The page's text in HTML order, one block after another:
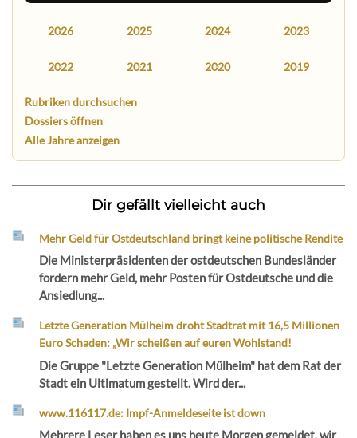
2026 2025 2024 2023
2022 2021 2020 2019
Rubriken durchsuchen
Dossiers öffnen
Alle Jahre anzeigen
Dir gefällt vielleicht auch
Mehr Geld für Ostdeutschland bringt keine politische Rendite
Die Ministerpräsidenten der ostdeutschen Bundesländer
fordern mehr Geld, mehr Posten für Ostdeutsche und die
Ansiedlung...
Letzte Generation Mülheim droht Stadtrat mit 16,5 Millionen
Euro Schaden: „Wir scheißen auf euren Wohlstand!
Die Gruppe "Letzte Generation Mülheim" hat dem Rat der
Stadt ein Ultimatum gestellt. Wird der...
www.116117.de: Impf-Anmeldeseite ist down
Mehrere Leser haben es uns heute Morgen gemeldet, wir